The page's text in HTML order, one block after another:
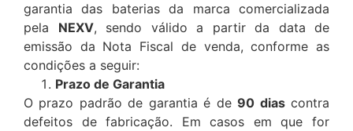
garantia das baterias da marca comercializada
pela NEXV, sendo válido a partir da data de
emissão da Nota Fiscal de venda, conforme as
condições a seguir:
Prazo de Garantia
O prazo padrão de garantia é de90 diascontra
defeitos de fabricação. Em casos em que for